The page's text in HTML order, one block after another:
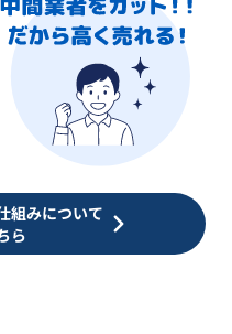
組みについて
ら